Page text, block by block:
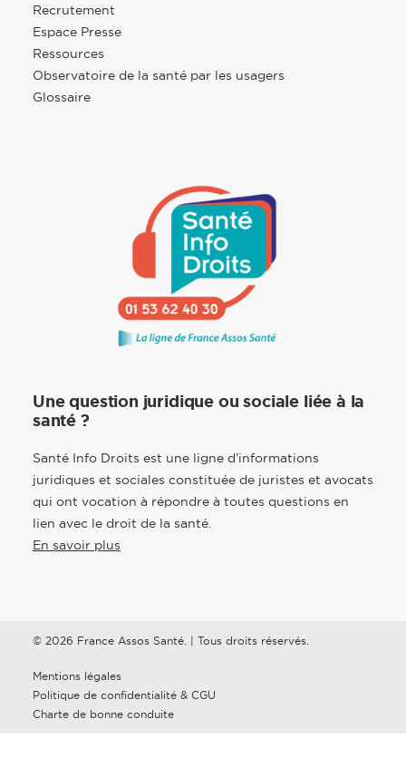
Recrutement
Espace Presse
Ressources
Observatoire de la santé par les usagers
Glossaire
Une question juridique ou sociale liée à la
santé ?
Santé Info Droits est une ligne d’informations
juridiques et sociales constituée de juristes et avocats
qui ont vocation à répondre à toutes questions en
lien avec le droit de la santé.
En savoir plus
© 2026 France Assos Santé. | Tous droits réservés.
Mentions légales
Politique de confidentialité & CGU
Charte de bonne conduite